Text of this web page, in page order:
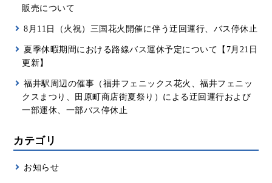
販売について
8月11日（火祝）三国花火開催に伴う迂回運行、バス停休止
夏季休暇期間における路線バス運休予定について【7月21日
更新】
福井駅周辺の催事（福井フェニックス花火、福井フェニッ
クスまつり、田原町商店街夏祭り）による迂回運行および
一部運休、一部バス停休止
カテゴリ
お知らせ